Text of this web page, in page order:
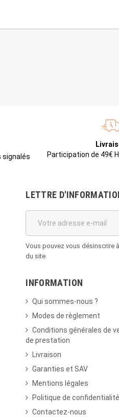
signalés
Participation de 49€
LETTRE
Vous pouvez vous désinscrire
du site.
INFORMATION
Qui sommes-nous ?
Modes de règlement
Conditions générales de
de prestation
Livraison
Garanties et SAV
Mentions légales
Politique de confidentialité
Contactez-nous